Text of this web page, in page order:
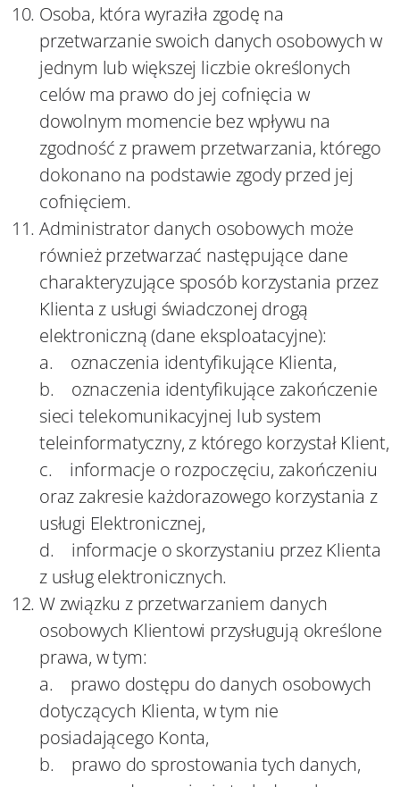
Osoba, która wyraziła zgodę na
przetwarzanie swoich danych osobowych w
jednym lub większej liczbie określonych
celów ma prawo do jej cofnięcia w
dowolnym momencie bez wpływu na
zgodność z prawem przetwarzania, którego
dokonano na podstawie zgody przed jej
cofnięciem.
Administrator danych osobowych może
również przetwarzać następujące dane
charakteryzujące sposób korzystania przez
Klienta z usługi świadczonej drogą
elektroniczną (dane eksploatacyjne):
a. oznaczenia identyfikujące Klienta,
b. oznaczenia identyfikujące zakończenie
sieci telekomunikacyjnej lub system
teleinformatyczny, z którego korzystał Klient,
c. informacje o rozpoczęciu, zakończeniu
oraz zakresie każdorazowego korzystania z
usługi Elektronicznej,
d. informacje o skorzystaniu przez Klienta
z usług elektronicznych.
W związku z przetwarzaniem danych
osobowych Klientowi przysługują określone
prawa, w tym:
a. prawo dostępu do danych osobowych
dotyczących Klienta, w tym nie
posiadającego Konta,
b. prawo do sprostowania tych danych,